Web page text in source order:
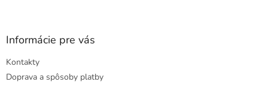
Informácie pre vás
Kontakty
Doprava a spôsoby platby